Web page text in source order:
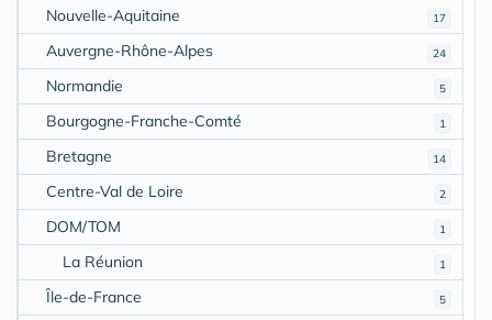
17
Nouvelle-Aquitaine
24
Auvergne-Rhône-Alpes
5
Normandie
1
Bourgogne-Franche-Comté
14
Bretagne
2
Centre-Val de Loire
1
DOM/TOM
1
La Réunion
5
Île-de-France